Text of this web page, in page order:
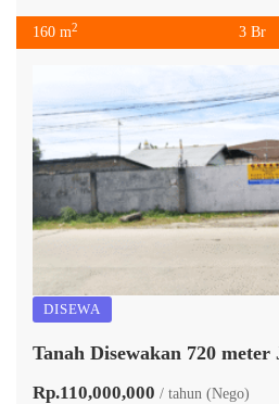
160 m2 3 Br
DISEWA
Rp.110,000,000 / tahun (Nego)